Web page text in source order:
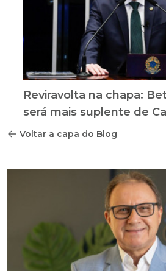
Reviravolta na chapa:
será mais suplente de
Voltar a capa do Blog